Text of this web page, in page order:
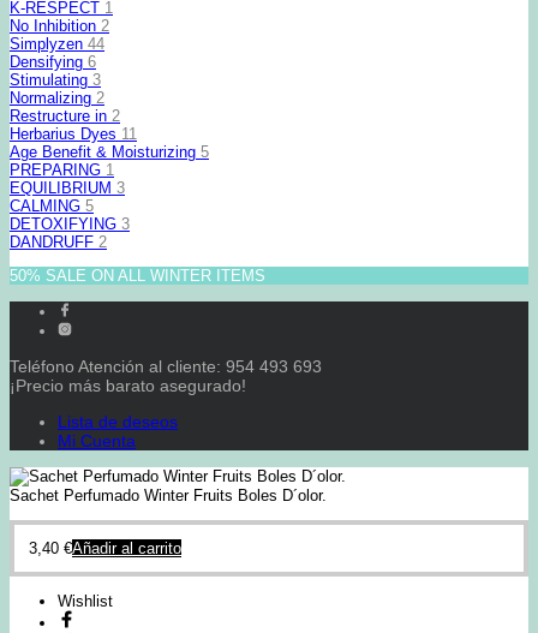
K-RESPECT 1
No Inhibition 2
Simplyzen 44
Densifying 6
Stimulating 3
Normalizing 2
Restructure in 2
Herbarius Dyes 11
Age Benefit & Moisturizing 5
PREPARING 1
EQUILIBRIUM 3
CALMING 5
DETOXIFYING 3
DANDRUFF 2
50% SALE ON ALL WINTER ITEMS
Teléfono Atención al cliente: 954 493 693
¡Precio más barato asegurado!
Lista de deseos
Mi Cuenta
Sachet Perfumado Winter Fruits Boles D´olor.
3,40 €Añadir al carrito
Wishlist